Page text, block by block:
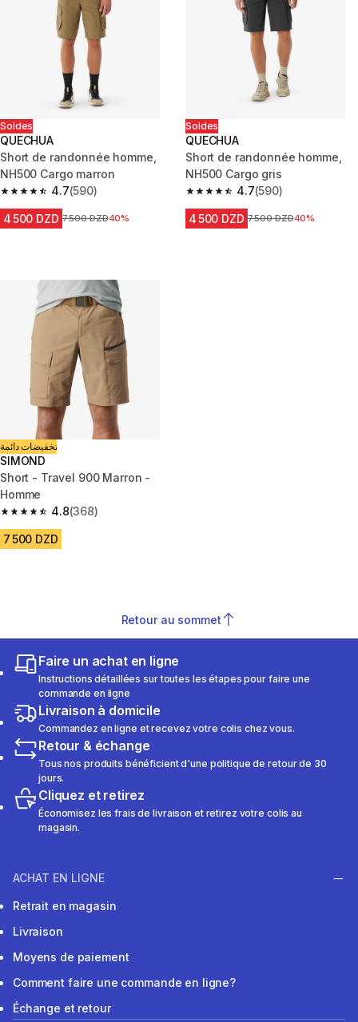
Soldes
QUECHUA
Short de randonnée homme,
NH500 Cargo marron
4.7
4.7 out of 5 stars from 590 reviews
(590)
4 500 DZD Prix avant la réduction
7 500 DZD40%
Soldes
QUECHUA
Short de randonnée homme,
NH500 Cargo gris
4.7
4.7 out of 5 stars from 590
(590)
4 500 DZD Prix avant la réduction
7 500 DZD40%
تخفيضات دائمة
SIMOND
Short - Travel 900 Marron -
Homme
4.8
4.8 out of 5 stars from 368 reviews
(368)
7 500 DZD
Retour au sommet
Faire un achat en ligne
Instructions détaillées sur toutes les étapes pour faire une
commande en ligne
Livraison à domicile
Commandez en ligne et recevez votre colis chez vous.
Retour & échange
Tous nos produits bénéficient d'une politique de retour de 30
jours.
Cliquez et retirez
Économisez les frais de livraison et retirez votre colis au
magasin.
ACHAT EN LIGNE
Retrait en magasin
Livraison
Moyens de paiement
Comment faire une commande en ligne?
Échange et retour